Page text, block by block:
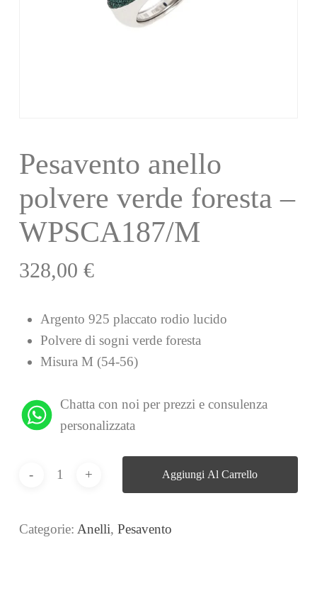
Pesavento anello
polvere verde foresta –
WPSCA187/M
328,00 €
Argento 925 placcato rodio lucido
Polvere di sogni verde foresta
Misura M (54-56)
Chatta con noi per prezzi e consulenza
personalizzata
Aggiungi Al Carrello
Categorie: Anelli, Pesavento